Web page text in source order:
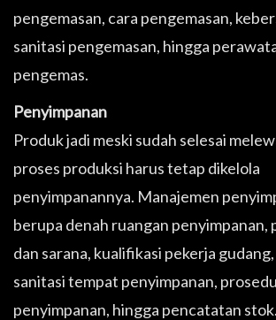
pengemasan, cara pengemasan,
sanitasi pengemasan, hingga
pengemas.
Penyimpanan
Produk jadi meski sudah selesai
proses produksi harus tetap dikelola
penyimpanannya. Manajemen
berupa denah ruangan penyimpanan,
dan sarana, kualifikasi pekerja
sanitasi tempat penyimpanan,
penyimpanan, hingga pencatatan stok.